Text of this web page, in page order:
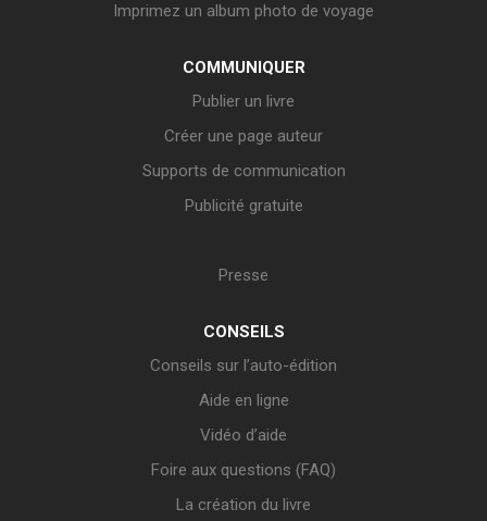
Imprimez un album photo de voyage
COMMUNIQUER
Publier un livre
Créer une page auteur
Supports de communication
Publicité gratuite
Presse
CONSEILS
Conseils sur l’auto-édition
Aide en ligne
Vidéo d’aide
Foire aux questions (FAQ)
La création du livre